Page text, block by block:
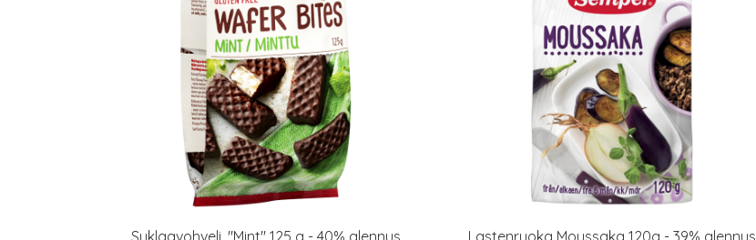
Suklaavohveli, "Mint" 125 g - 40% alennus
Lastenruoka Moussaka 120g - 39% alennus